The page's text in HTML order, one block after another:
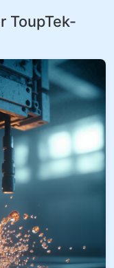
ToupTek-